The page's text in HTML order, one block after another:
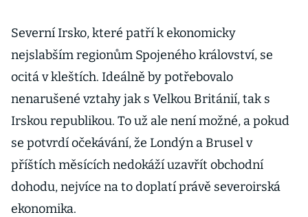
Severní Irsko, které patří k ekonomicky
nejslabším regionům Spojeného království, se
ocitá v kleštích. Ideálně by potřebovalo
nenarušené vztahy jak s Velkou Británií, tak s
Irskou republikou. To už ale není možné, a pokud
se potvrdí očekávání, že Londýn a Brusel v
příštích měsících nedokáží uzavřít obchodní
dohodu, nejvíce na to doplatí právě severoirská
ekonomika.